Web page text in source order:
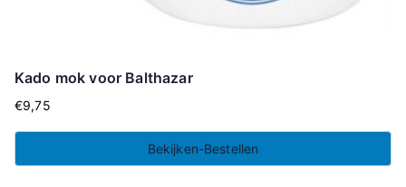
Kado mok voor Balthazar
€9,75
Bekijken-Bestellen